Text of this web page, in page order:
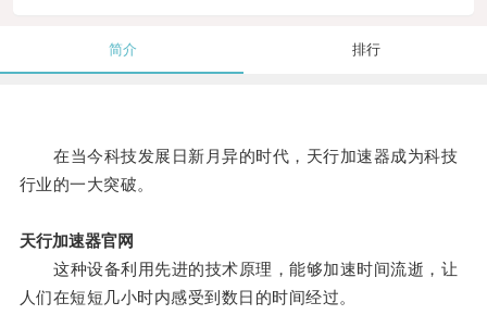
简介 排行
在当今科技发展日新月异的时代，天行加速器成为科技
行业的一大突破。
天行加速器官网
这种设备利用先进的技术原理，能够加速时间流逝，让
人们在短短几小时内感受到数日的时间经过。